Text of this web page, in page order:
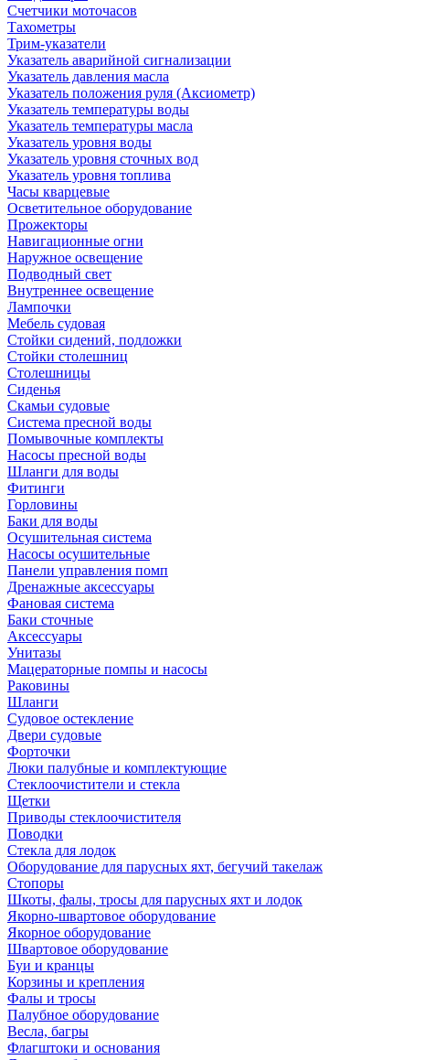
Счетчики моточасов
Тахометры
Трим-указатели
Указатель аварийной сигнализации
Указатель давления масла
Указатель положения руля (Аксиометр)
Указатель температуры воды
Указатель температуры масла
Указатель уровня воды
Указатель уровня сточных вод
Указатель уровня топлива
Часы кварцевые
Осветительное оборудование
Прожекторы
Навигационные огни
Наружное освещение
Подводный свет
Внутреннее освещение
Лампочки
Мебель судовая
Стойки сидений, подложки
Стойки столешниц
Столешницы
Сиденья
Скамьи судовые
Система пресной воды
Помывочные комплекты
Насосы пресной воды
Шланги для воды
Фитинги
Горловины
Баки для воды
Осушительная система
Насосы осушительные
Панели управления помп
Дренажные аксессуары
Фановая система
Баки сточные
Аксессуары
Унитазы
Мацераторные помпы и насосы
Раковины
Шланги
Судовое остекление
Двери судовые
Форточки
Люки палубные и комплектующие
Стеклоочистители и стекла
Щетки
Приводы стеклоочистителя
Поводки
Стекла для лодок
Оборудование для парусных яхт, бегучий такелаж
Стопоры
Шкоты, фалы, тросы для парусных яхт и лодок
Якорно-швартовое оборудование
Якорное оборудование
Швартовое оборудование
Буи и кранцы
Корзины и крепления
Фалы и тросы
Палубное оборудование
Весла, багры
Флагштоки и основания